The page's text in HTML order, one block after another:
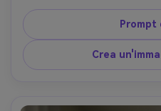
murale, corona di calamaro
e tavolozza d'oro,
mano, umore misterioso e
profondità di campo
Prompt
Crea